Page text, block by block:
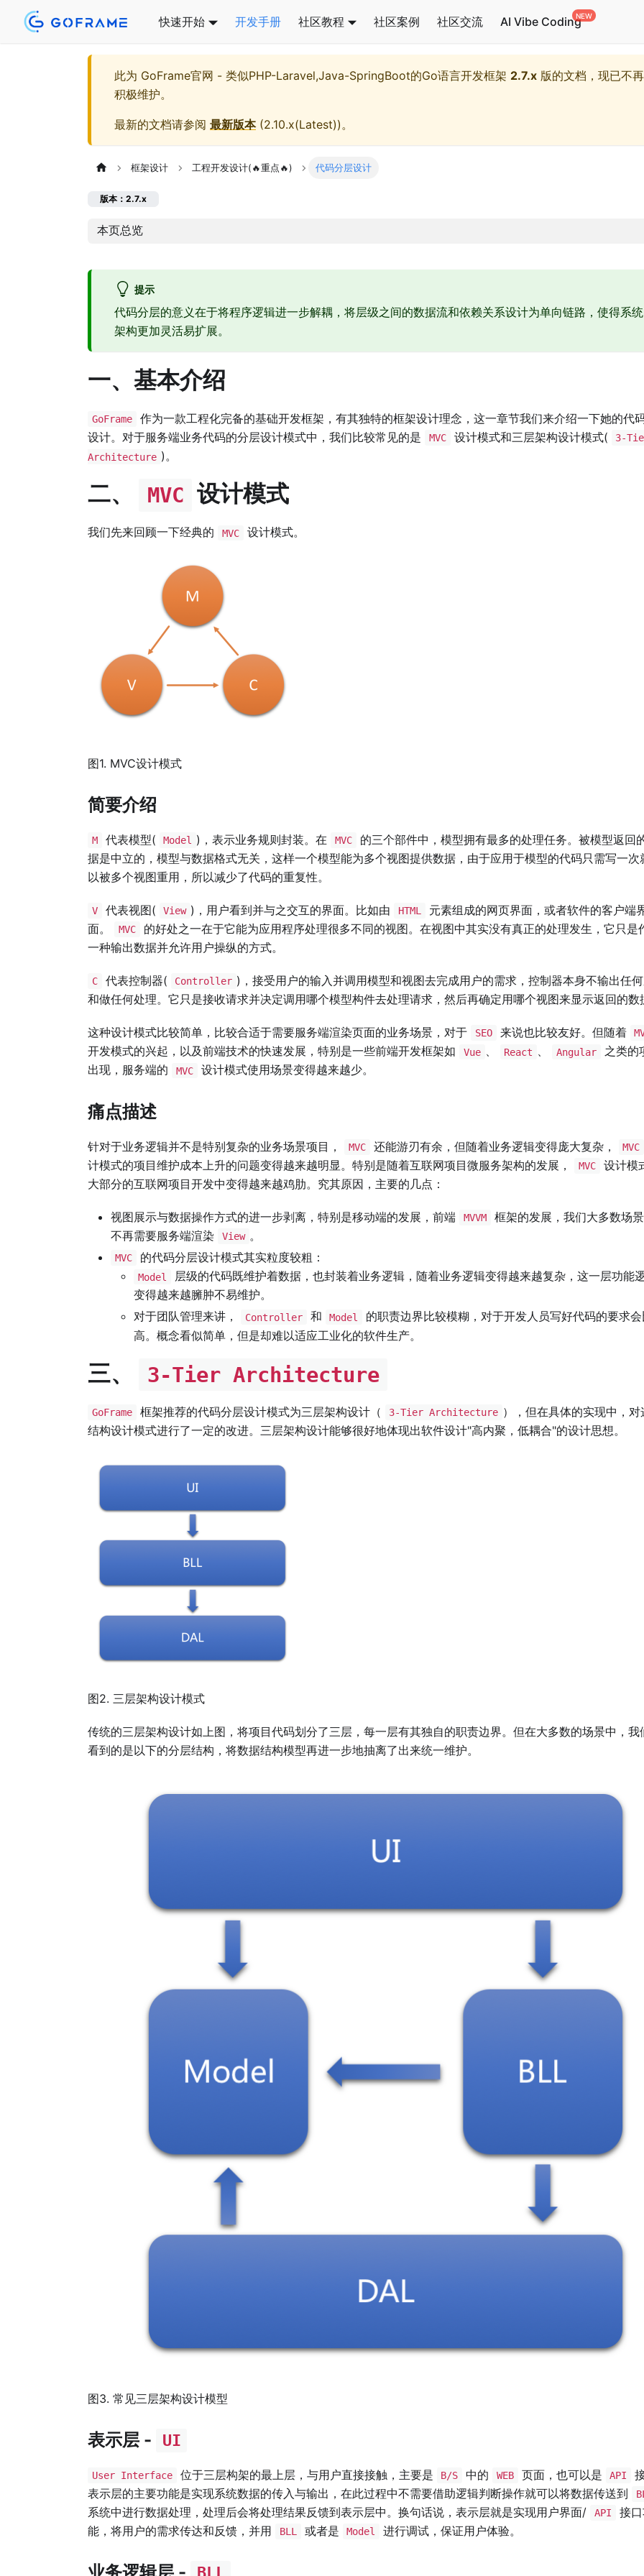
快速开始 开发手册 社区教程 社区案例 社区交流 AI Vibe Coding
此为 GoFrame官网 - 类似PHP-Laravel,Java-SpringBoot的Go语言开发框架 2.7.x 版的文档，现已不再
积极维护。
最新的文档请参阅 最新版本(2.10.x(Latest))。
框架设计 工程开发设计(🔥重点🔥) 代码分层设计
版本：2.7.x
本页总览
提示
代码分层的意义在于将程序逻辑进一步解耦，将层级之间的数据流和依赖关系设计为单向链路，使得系统
架构更加灵活易扩展。
一、基本介绍
GoFrame
作为一款工程化完备的基础开发框架，有其独特的框架设计理念，这一章节我们来介绍一下她的代
设计。对于服务端业务代码的分层设计模式中，我们比较常见的是
MVC 设计模式和三层架构设计模式(
3-
Architecture )。
二、 MVC 设计模式
我们先来回顾一下经典的 MVC 设计模式。
图1. MVC设计模式
简要介绍
M 代表模型( Model )，表示业务规则封装。在 MVC
的三个部件中，模型拥有最多的处理任务。被模型返回
据是中立的，模型与数据格式无关，这样一个模型能为多个视图提供数据，由于应用于模型的代码只需写一次
以被多个视图重用，所以减少了代码的重复性。
V 代表视图( View )，用户看到并与之交互的界面。比如由 HTML
元素组成的网页界面，或者软件的客户端
面。
MVC
的好处之一在于它能为应用程序处理很多不同的视图。在视图中其实没有真正的处理发生，它只是
一种输出数据并允许用户操纵的方式。
C 代表控制器( Controller )，接受用户的输入并调用模型和视图去完成用户的需求，控制器本身不输出任
和做任何处理。它只是接收请求并决定调用哪个模型构件去处理请求，然后再确定用哪个视图来显示返回的数
这种设计模式比较简单，比较合适于需要服务端渲染页面的业务场景，对于 SEO 来说也比较友好。但随着
开发模式的兴起，以及前端技术的快速发展，特别是一些前端开发框架如 Vue 、 React 、 Angular
之类的
出现，服务端的
MVC 设计模式使用场景变得越来越少。
痛点描述
针对于业务逻辑并不是特别复杂的业务场景项目， MVC 还能游刃有余，但随着业务逻辑变得庞大复杂， MVC
计模式的项目维护成本上升的问题变得越来越明显。特别是随着互联网项目微服务架构的发展， MVC
设计模
大部分的互联网项目开发中变得越来越鸡肋。究其原因，主要的几点：
视图展示与数据操作方式的进一步剥离，特别是移动端的发展，前端 MVVM
框架的发展，我们大多数场
不再需要服务端渲染
View 。
MVC 的代码分层设计模式其实粒度较粗：
Model
层级的代码既维护着数据，也封装着业务逻辑，随着业务逻辑变得越来越复杂，这一层功能
变得越来越臃肿不易维护。
对于团队管理来讲，
Controller 和 Model
的职责边界比较模糊，对于开发人员写好代码的要求
高。概念看似简单，但是却难以适应工业化的软件生产。
三、 3-Tier Architecture
GoFrame 框架推荐的代码分层设计模式为三层架构设计（ 3-Tier Architecture ），但在具体的实现中，对
结构设计模式进行了一定的改进。三层架构设计能够很好地体现出软件设计"高内聚，低耦合"的设计思想。
图2. 三层架构设计模式
传统的三层架构设计如上图，将项目代码划分了三层，每一层有其独自的职责边界。但在大多数的场景中，我
看到的是以下的分层结构，将数据结构模型再进一步地抽离了出来统一维护。
图3. 常见三层架构设计模型
表示层 - UI
User Interface 位于三层构架的最上层，与用户直接接触，主要是 B/S 中的 WEB 页面，也可以是 API
表示层的主要功能是实现系统数据的传入与输出，在此过程中不需要借助逻辑判断操作就可以将数据传送到
系统中进行数据处理，处理后会将处理结果反馈到表示层中。换句话说，表示层就是实现用户界面/ API
接
能，将用户的需求传达和反馈，并用
BLL 或者是 Model 进行调试，保证用户体验。